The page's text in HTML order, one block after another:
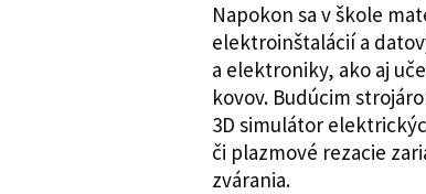
Napokon sa v škole
elektroinštalácií a
a elektroniky, ako aj
kovov. Budúcim
3D simulátor
či plazmové rezacie
zvárania.